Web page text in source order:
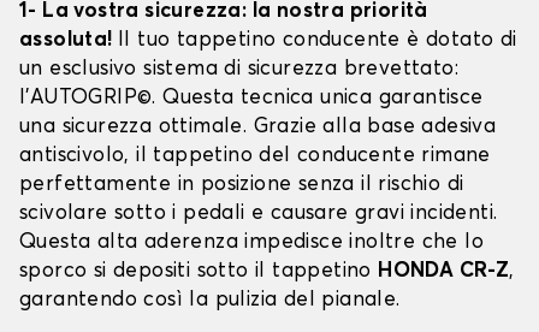
1- La vostra sicurezza: la nostra priorità
assoluta! Il tuo tappetino conducente è dotato di
un esclusivo sistema di sicurezza brevettato:
l’AUTOGRIP©. Questa tecnica unica garantisce
una sicurezza ottimale. Grazie alla base adesiva
antiscivolo, il tappetino del conducente rimane
perfettamente in posizione senza il rischio di
scivolare sotto i pedali e causare gravi incidenti.
Questa alta aderenza impedisce inoltre che lo
sporco si depositi sotto il tappetino HONDA CR-Z,
garantendo così la pulizia del pianale.